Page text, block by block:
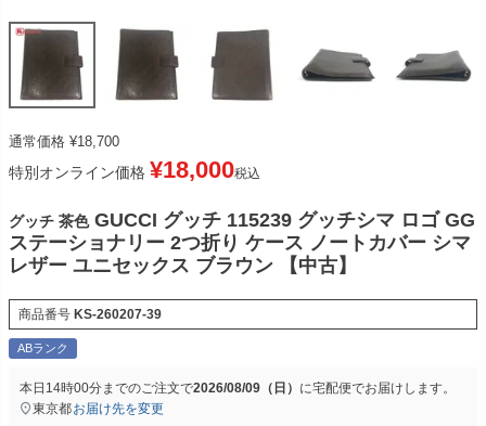
通常価格 ¥18,700
特別オンライン価格 ¥18,000税込
グッチ 茶色 GUCCI グッチ 115239 グッチシマ ロゴ GG
ステーショナリー 2つ折り ケース ノートカバー シマ
レザー ユニセックス ブラウン 【中古】
商品番号 KS-260207-39
ABランク
本日 14時00分までのご注文で2026/08/09（日） に宅配便でお届けします。
東京都お届け先を変更